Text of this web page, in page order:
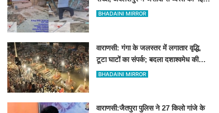
12 दुकानें
BHADAINI MIRROR
वाराणसी: गंगा के जलस्तर में लगातार वृद्धि,
टूटा घाटों का संपर्क; बदला दशाश्वमेध की
विश्वप्रसिद्ध महाआरती का स्थान
BHADAINI MIRROR
वाराणसी:जैतपुरा पुलिस ने 27 किलो गांजे के